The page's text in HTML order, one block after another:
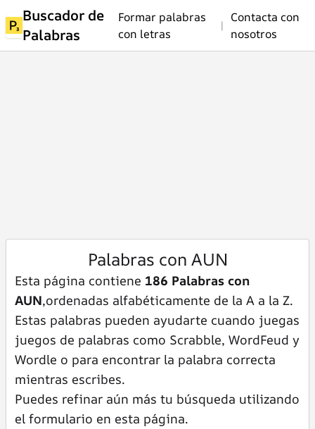
Buscador de
Palabras
Formar palabras
con letras
|
Contacta con
nosotros
Palabras con AUN
Esta página contiene 186 Palabras con
AUN,ordenadas alfabéticamente de la A a la Z.
Estas palabras pueden ayudarte cuando juegas
juegos de palabras como Scrabble, WordFeud y
Wordle o para encontrar la palabra correcta
mientras escribes.
Puedes refinar aún más tu búsqueda utilizando
el formulario en esta página.